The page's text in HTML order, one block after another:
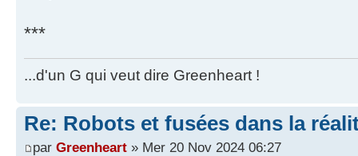
***
...d'un G qui veut dire Greenheart !
Re: Robots et fusées dans la
par Greenheart » Mer 20 Nov 2024 06:27